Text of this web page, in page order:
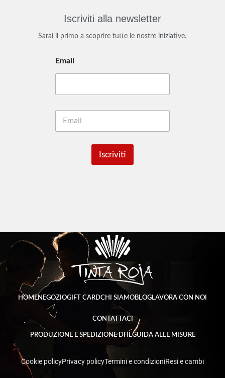
Iscriviti alla newsletter
Sarai il primo a scoprire tutte le nostre iniziative.
Email
a
Iscriviti
HOMENEGOZIOGIFT CARDCHI SIAMOBLOGLAVORA CON NOI
CONTATTACI
PRODUZIONE E SPEDIZIONE DHLGUIDA ALLE MISURE
Cookie policyPrivacy policyTermini e condizioniResi e cambi